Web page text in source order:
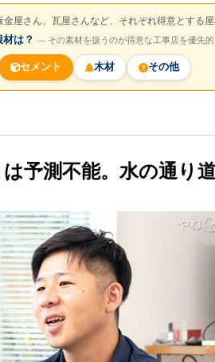
屋さん、瓦屋さんなど、それぞれ得意とする屋
は？ ― その素材を扱うのが得意な工事店を優先
セメント 木材 その他
予測不能。水の通り